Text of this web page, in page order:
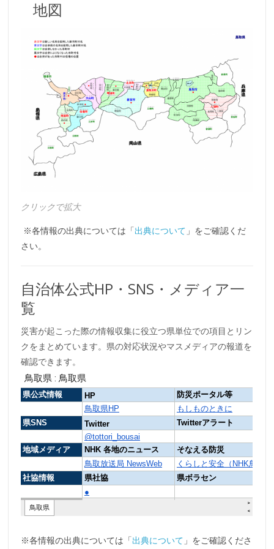
地図
クリックで拡大
※各情報の出典については「出典について 」をご確認くだ
さい。
自治体公式HP・SNS・メディア一
覧
災害が起こった際の情報収集に役立つ県単位での項目とリン
クをまとめています。県の対応状況やマスメディアの報道を
確認できます。
※各情報の出典については「出典について 」をご確認くださ